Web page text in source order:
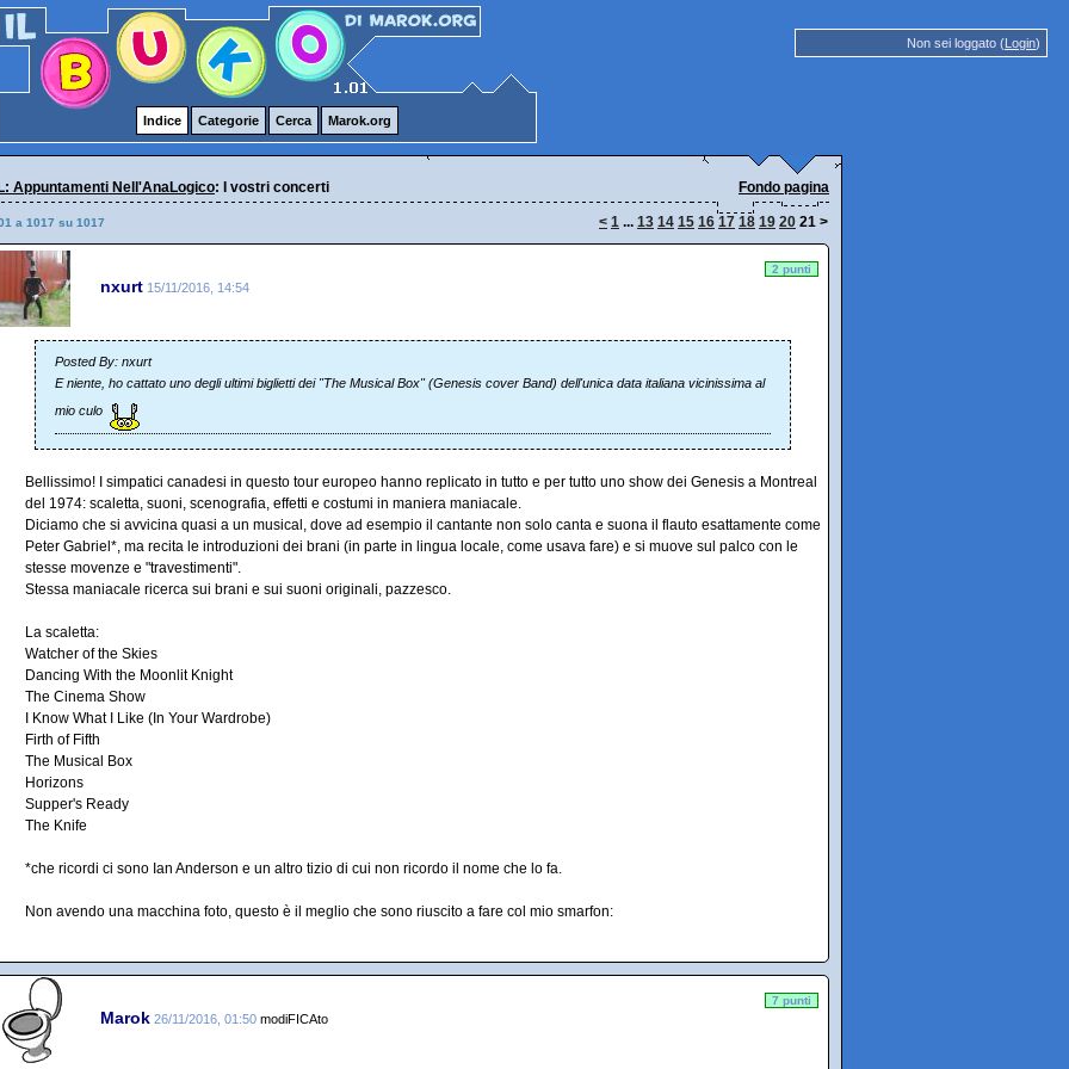
Non sei loggato (Login)
Indice Categorie Cerca Marok.org
Appuntamenti Nell'AnaLogico: I vostri concerti Fondo pagina
a 1017 su 1017 < 1 ... 13 14 15 16 17 18 19 20 21 >
nxurt 15/11/2016, 14:54
2 punti
Posted By: nxurt
E niente, ho cattato uno degli ultimi biglietti dei "The Musical Box" (Genesis cover Band) dell'unica data italiana vicinissima al
mio culo
Bellissimo! I simpatici canadesi in questo tour europeo hanno replicato in tutto e per tutto uno show dei Genesis a Montreal
del 1974: scaletta, suoni, scenografia, effetti e costumi in maniera maniacale.
Diciamo che si avvicina quasi a un musical, dove ad esempio il cantante non solo canta e suona il flauto esattamente come
Peter Gabriel*, ma recita le introduzioni dei brani (in parte in lingua locale, come usava fare) e si muove sul palco con le
stesse movenze e "travestimenti".
Stessa maniacale ricerca sui brani e sui suoni originali, pazzesco.
La scaletta:
Watcher of the Skies
Dancing With the Moonlit Knight
The Cinema Show
I Know What I Like (In Your Wardrobe)
Firth of Fifth
The Musical Box
Horizons
Supper's Ready
The Knife
*che ricordi ci sono Ian Anderson e un altro tizio di cui non ricordo il nome che lo fa.
Non avendo una macchina foto, questo è il meglio che sono riuscito a fare col mio smarfon:
Marok 26/11/2016, 01:50 modiFICAto
7 punti